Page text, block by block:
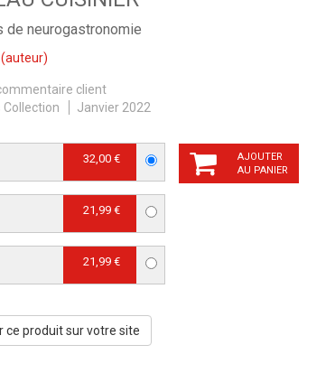
de neurogastronomie
(auteur)
client
Collection Janvier 2022
32,00 €
21,99 €
21,99 €
AJOUTER
AU PANIER
ce produit sur votre site